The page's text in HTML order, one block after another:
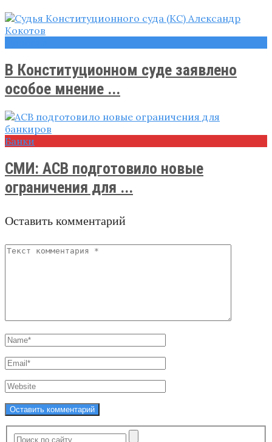
В Конституционном суде заявлено
особое мнение ...
Банки
СМИ: АСВ подготовило новые
ограничения для ...
Оставить комментарий